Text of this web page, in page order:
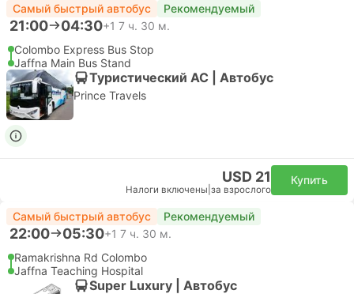
Самый быстрый автобус Рекомендуемый
21:00 04:30+1 7 ч. 30 м.
Colombo Express Bus Stop
Jaffna Main Bus Stand
Туристический AC | Автобус
Prince Travels
USD 21
Налоги включены за взрослого
Купить
Самый быстрый автобус Рекомендуемый
22:00 05:30+1 7 ч. 30 м.
Ramakrishna Rd Colombo
Jaffna Teaching Hospital
Super Luxury | Автобус